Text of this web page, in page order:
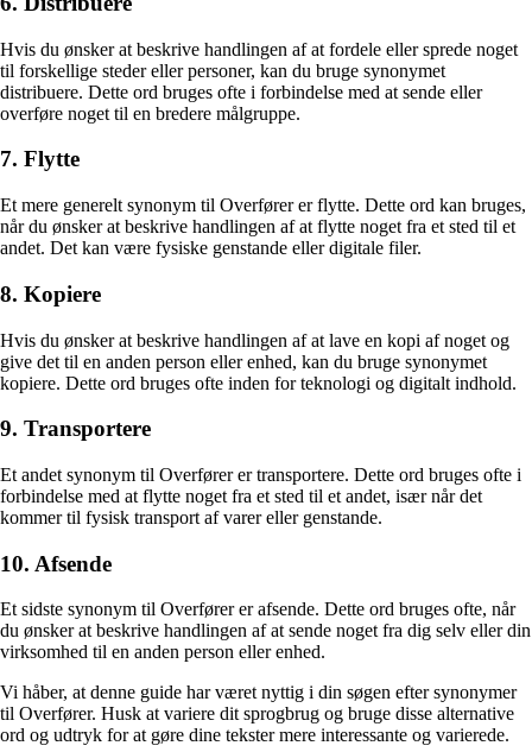
Hvis du ønsker at beskrive handlingen af at fordele eller sprede noget
til forskellige steder eller personer, kan du bruge synonymet
distribuere. Dette ord bruges ofte i forbindelse med at sende eller
overføre noget til en bredere målgruppe.
7. Flytte
Et mere generelt synonym til Overfører er flytte. Dette ord kan bruges,
når du ønsker at beskrive handlingen af at flytte noget fra et sted til et
andet. Det kan være fysiske genstande eller digitale filer.
8. Kopiere
Hvis du ønsker at beskrive handlingen af at lave en kopi af noget og
give det til en anden person eller enhed, kan du bruge synonymet
kopiere. Dette ord bruges ofte inden for teknologi og digitalt indhold.
9. Transportere
Et andet synonym til Overfører er transportere. Dette ord bruges ofte i
forbindelse med at flytte noget fra et sted til et andet, især når det
kommer til fysisk transport af varer eller genstande.
10. Afsende
Et sidste synonym til Overfører er afsende. Dette ord bruges ofte, når
du ønsker at beskrive handlingen af at sende noget fra dig selv eller din
virksomhed til en anden person eller enhed.
Vi håber, at denne guide har været nyttig i din søgen efter synonymer
til Overfører. Husk at variere dit sprogbrug og bruge disse alternative
ord og udtryk for at gøre dine tekster mere interessante og varierede.